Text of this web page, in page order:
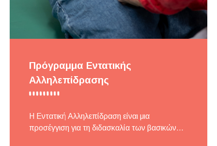
Πρόγραμμα Εντατικής
Αλληλεπίδρασης
Η Εντατική Αλληλεπίδραση είναι μια
προσέγγιση για τη διδασκαλία των βασικών...